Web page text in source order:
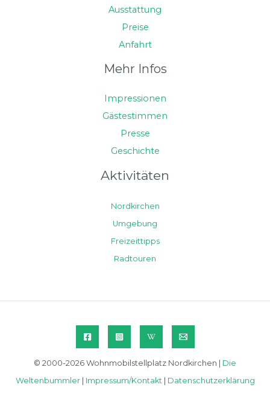
Ausstattung
Preise
Anfahrt
Mehr Infos
Impressionen
Gästestimmen
Presse
Geschichte
Aktivitäten
Nordkirchen
Umgebung
Freizeittipps
Radtouren
© 2000-2026 Wohnmobilstellplatz Nordkirchen | Die
Weltenbummler| Impressum/Kontakt Datenschutzerklärung